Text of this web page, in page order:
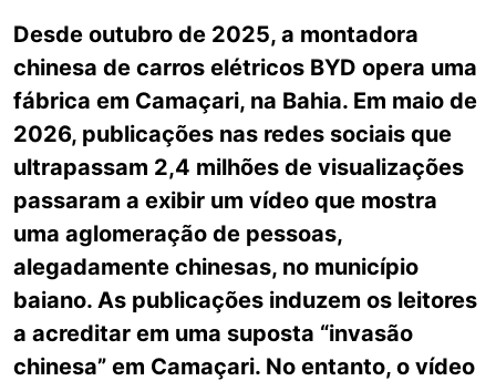
Desde outubro de 2025, a montadora
chinesa de carros elétricos BYD opera uma
fábrica em Camaçari, na Bahia. Em maio de
2026, publicações nas redes sociais que
ultrapassam 2,4 milhões de visualizações
passaram a exibir um vídeo que mostra
uma aglomeração de pessoas,
alegadamente chinesas, no município
baiano. As publicações induzem os leitores
a acreditar em uma suposta “invasão
chinesa” em Camaçari. No entanto, o vídeo